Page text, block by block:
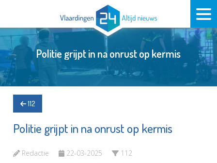
Politie grijpt in na onrust op kermis
112
Politie grijpt in na onrust op kermis
Redactie 22-03-2025 112